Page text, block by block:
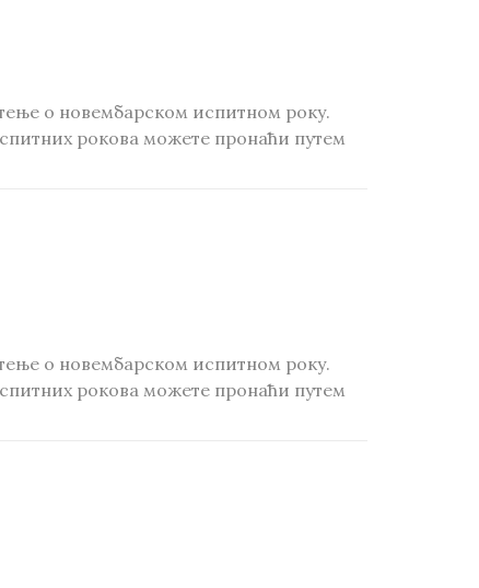
о новембарском испитном року.
рокова можете пронаћи путем
о новембарском испитном року.
рокова можете пронаћи путем